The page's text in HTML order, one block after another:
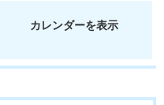
カレンダーを表示